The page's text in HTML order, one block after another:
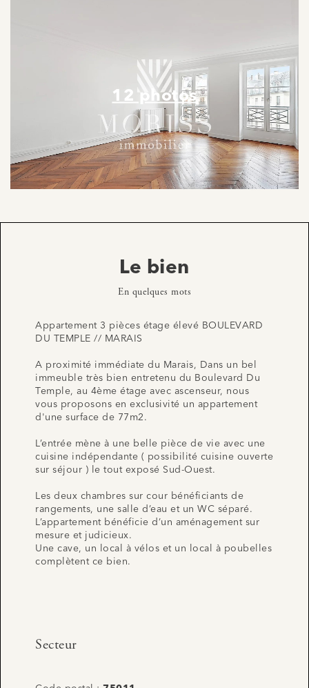
12 photos
Le bien
En quelques mots
Appartement 3 pièces étage élevé BOULEVARD
DU TEMPLE // MARAIS
A proximité immédiate du Marais, Dans un bel
immeuble très bien entretenu du Boulevard Du
Temple, au 4ème étage avec ascenseur, nous
vous proposons en exclusivité un appartement
d'une surface de 77m2.
L’entrée mène à une belle pièce de vie avec une
cuisine indépendante ( possibilité cuisine ouverte
sur séjour ) le tout exposé Sud-Ouest.
Les deux chambres sur cour bénéficiants de
rangements, une salle d’eau et un WC séparé.
L’appartement bénéficie d’un aménagement sur
mesure et judicieux.
Une cave, un local à vélos et un local à poubelles
complètent ce bien.
Secteur